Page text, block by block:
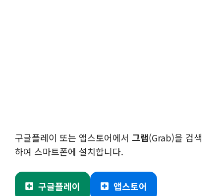
구글플레이 또는 앱스토어에서 그랩(Grab)을 검색
하여 스마트폰에 설치합니다.
구글플레이 앱스토어